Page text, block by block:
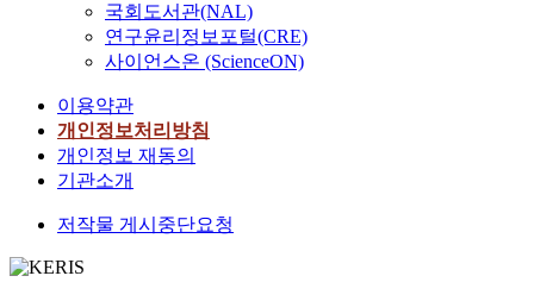
국회도서관(NAL)
연구윤리정보포털(CRE)
사이언스온 (ScienceON)
이용약관
개인정보처리방침
개인정보 재동의
기관소개
저작물 게시중단요청